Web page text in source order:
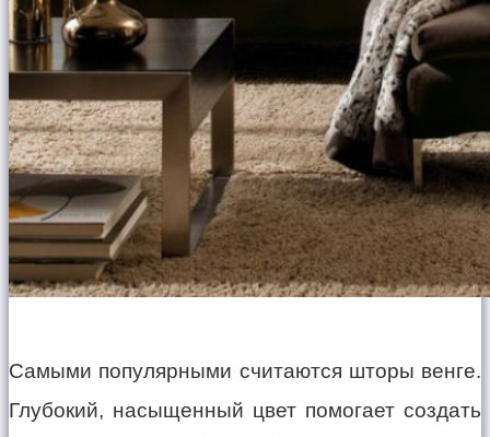
Самыми популярными считаются шторы венге.
Глубокий, насыщенный цвет помогает создать